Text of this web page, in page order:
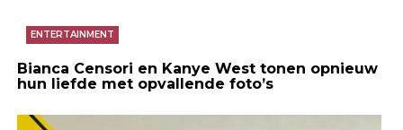
ENTERTAINMENT
Bianca Censori en Kanye West tonen opnieuw
hun liefde met opvallende foto’s